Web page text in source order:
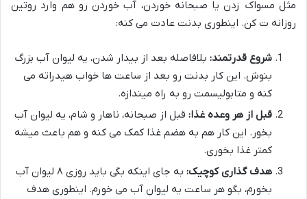
مثل مسواک زدن یا صبحانه خوردن، آب خوردن رو هم وارد روتین
روزانه ت کن. اینطوری بدنت عادت می کنه:
شروع قدرتمند: بلافاصله بعد از بیدار شدن، یه لیوان آب بزرگ
بنوش. این کار بدنت رو بعد از ساعت ها خواب هیدراته می
کنه و متابولیسمت رو به راه میندازه.
قبل از هر وعده غذا: قبل از صبحانه، ناهار و شام، یه لیوان آب
بخور. این کار هم به هضم غذا کمک می کنه و هم باعث میشه
کمتر غذا بخوری.
هدف گذاری کوچیک:
به جای اینکه بگی باید روزی ۸ لیوان آب
بخورم، بگو هر ساعت یه لیوان آب می خورم. اینطوری هدف